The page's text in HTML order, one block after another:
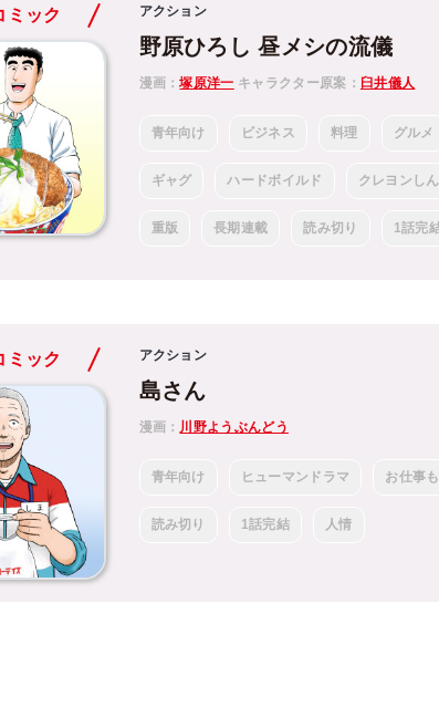
ミック アクション
野原ひろし 昼メシの流儀
漫画：塚原洋一 キャラクター原案： 臼井儀人
青年向け ビジネス 料理 グルメ
ギャグ ハードボイルド クレヨンし
重版 長期連載 読み切り 1話完
ミック アクション
島さん
漫画： 川野ようぶんどう
青年向け ヒューマンドラマ お仕事
読み切り 1話完結 人情